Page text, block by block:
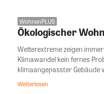
WohnenPLUS
Ökologischer
Wetterextreme zeigen
Klimawandel kein fernes
klimaangepasster Gebäude
Weiterlesen